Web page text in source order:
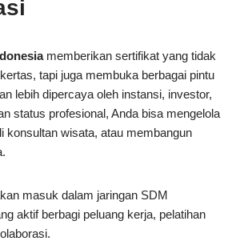
memberikan sertifikat yang tidak
tapi juga membuka berbagai pintu
lebih dipercaya oleh instansi, investor,
status profesional, Anda bisa mengelola
konsultan wisata, atau membangun
masuk dalam jaringan SDM
aktif berbagi peluang kerja, pelatihan